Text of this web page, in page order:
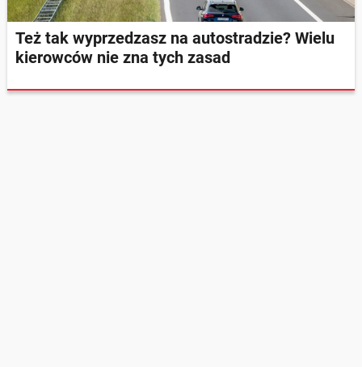
Też tak wyprzedzasz na autostradzie? Wielu
kierowców nie zna tych zasad